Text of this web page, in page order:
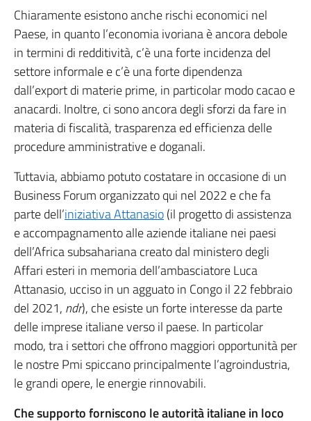
Chiaramente esistono anche rischi economici nel
Paese, in quanto l’economia ivoriana è ancora debole
in termini di redditività, c’è una forte incidenza del
settore informale e c’è una forte dipendenza
dall’export di materie prime, in particolar modo cacao e
anacardi. Inoltre, ci sono ancora degli sforzi da fare in
materia di fiscalità, trasparenza ed efficienza delle
procedure amministrative e doganali.
Tuttavia, abbiamo potuto costatare in occasione di un
Business Forum organizzato qui nel 2022 e che fa
parte dell’iniziativa Attanasio(il progetto di assistenza
e accompagnamento alle aziende italiane nei paesi
dell’Africa subsahariana creato dal ministero degli
Affari esteri in memoria dell’ambasciatore Luca
Attanasio, ucciso in un agguato in Congo il 22 febbraio
del 2021, ndr), che esiste un forte interesse da parte
delle imprese italiane verso il paese. In particolar
modo, tra i settori che offrono maggiori opportunità per
le nostre Pmi spiccano principalmente l’agroindustria,
le grandi opere, le energie rinnovabili.
Che supporto forniscono le autorità italiane in loco